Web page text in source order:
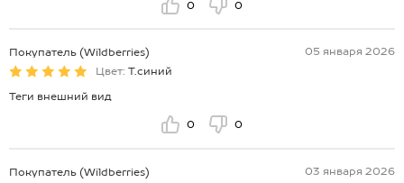
0 0
Покупатель (Wildberries)
05 января 2026
Цвет: Т.синий
Теги внешний вид
0 0
Покупатель (Wildberries)
03 января 2026